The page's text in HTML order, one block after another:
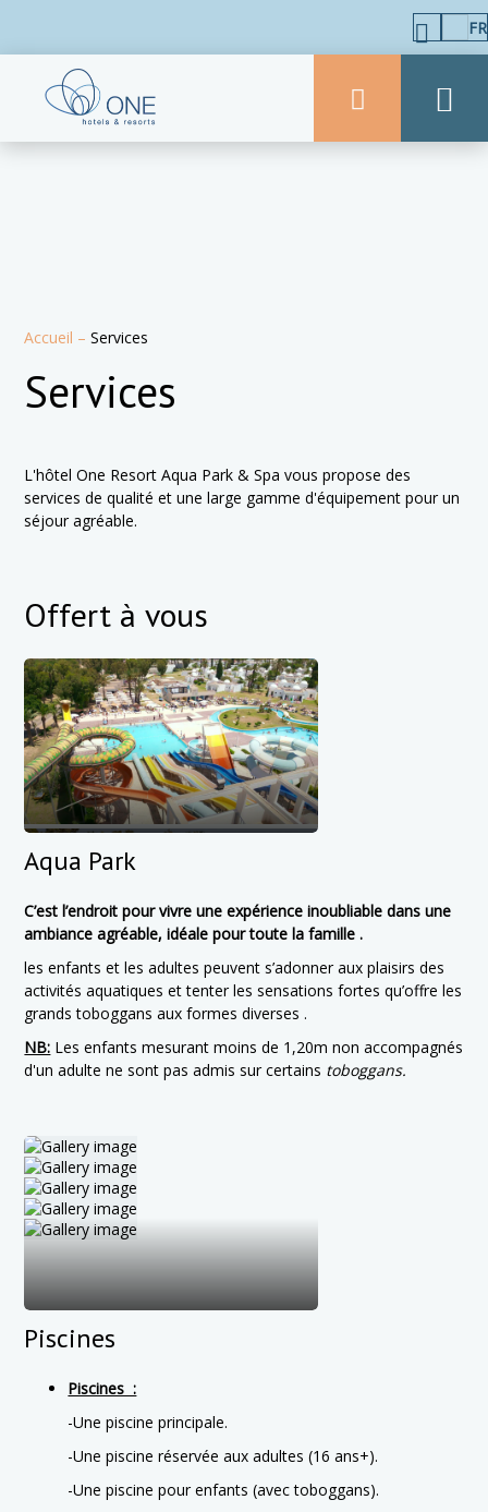
FR
Accueil –Services
Services
L'hôtelOne Resort Aqua Park & Spa vous propose des
services de qualité et une large gamme d'équipement pour un
séjour agréable.
Offert à vous
Aqua Park
C’est l’endroit pour vivre une expérience inoubliable dans une
ambiance agréable, idéale pour toute la famille .
les enfants et les adultes peuvent s’adonner aux plaisirs des
activités aquatiques et tenter les sensations fortes qu’offre les
grands toboggans aux formes diverses .
NB: Les enfants mesurant moins de 1,20m non accompagnés
d'un adulte ne sont pas admis sur certains toboggans.
Piscines
Piscines :
-Une piscine principale.
-Une piscine réservée aux adultes (16 ans+).
-Une piscine pour enfants (avec toboggans).